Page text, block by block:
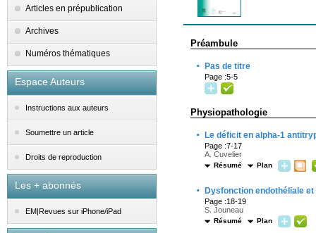
Articles en prépublication
Archives
Numéros thématiques
Espace Auteurs
Instructions aux auteurs
Soumettre un article
Droits de reproduction
Les + abonnés
EM|Revues sur iPhone/iPad
Préambule
· Pas de titre
Page :5-5
Physiopathologie
· Le déficit en alpha-1
Page :7-17
A. Cuvelier
Résumé Plan
· Dysfonction endothéliale et
Page :18-19
S. Jouneau
Résumé Plan